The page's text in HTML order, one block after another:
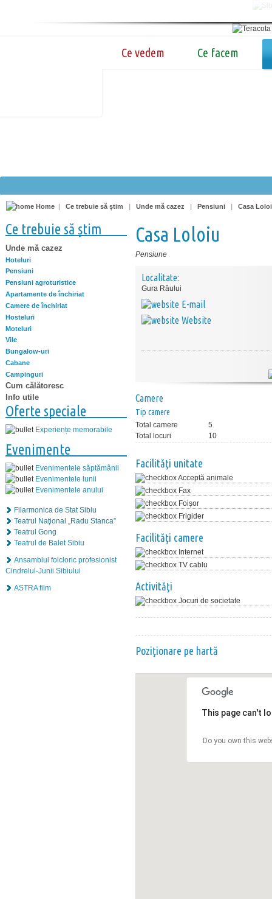
Ce vedem Ce facem
Home | Ce trebuie să știm | Unde mă cazez | Pensiuni | Casa
Ce trebuie să știm
Unde mă cazez
Hoteluri
Pensiuni
Pensiuni agroturistice
Apartamente de închiriat
Camere de închiriat
Hosteluri
Moteluri
Vile
Bungalow-uri
Cabane
Campinguri
Cum călătoresc
Info utile
Oferte speciale
Experiențe memorabile
Evenimente
Evenimentele săptămânii
Evenimentele lunii
Evenimentele anului
Filarmonica de Stat Sibiu
Teatrul Naţional „Radu Stanca”
Teatrul Gong
Teatrul de Balet Sibiu
Ansamblul folcloric profesionist
Cindrelul-Junii Sibiului
ASTRA film
Casa Loloiu
Pensiune
Localitate:
Gura Râului
E-mail
Website
Camere
Tip camere
Total camere
5
Total locuri
10
Facilităţi unitate
Acceptă animale
Fax
Foișor
Frigider
Facilităţi camere
Internet
TV cablu
Activităţi
Jocuri de societate
Poziţionare pe hartă
This page can't
Do you own this